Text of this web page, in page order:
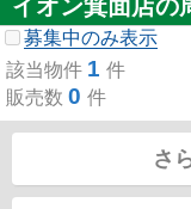
イオン箕面店の
募集中のみ表示
該当物件 1 件
販売数 0 件
さ